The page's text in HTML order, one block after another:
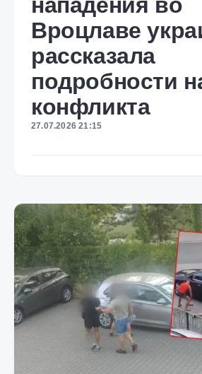
Вроцлаве
рассказала
подробности
конфликта
27.07.2026 21:15